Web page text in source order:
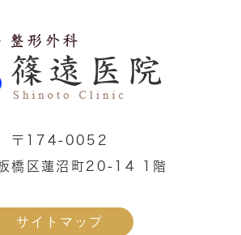
〒174-0052
橋区蓮沼町20-14 1階
サイトマップ